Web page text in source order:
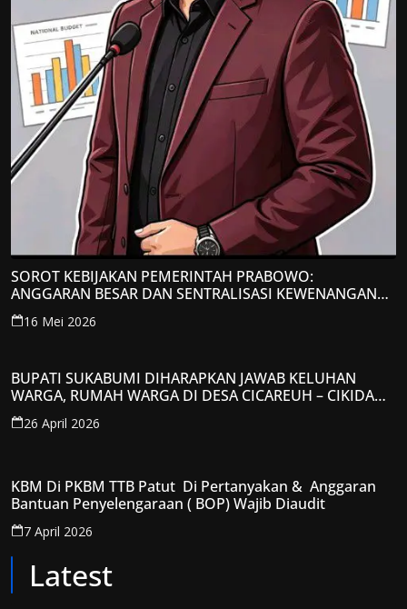
SOROT KEBIJAKAN PEMERINTAH PRABOWO:
ANGGARAN BESAR DAN SENTRALISASI KEWENANGAN
JADI PERHATIAN; LPP-TIPIKOR RI BERIKAN TANGGAPAN
KRITIS
16 Mei 2026
BUPATI SUKABUMI DIHARAPKAN JAWAB KELUHAN
WARGA, RUMAH WARGA DI DESA CICAREUH – CIKIDANG
DIAMBRUKAN
26 April 2026
KBM Di PKBM TTB Patut Di Pertanyakan & Anggaran
Bantuan Penyelengaraan ( BOP) Wajib Diaudit
7 April 2026
Latest